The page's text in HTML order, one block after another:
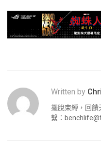
Written by
擺脫束縛，回饋
繫：